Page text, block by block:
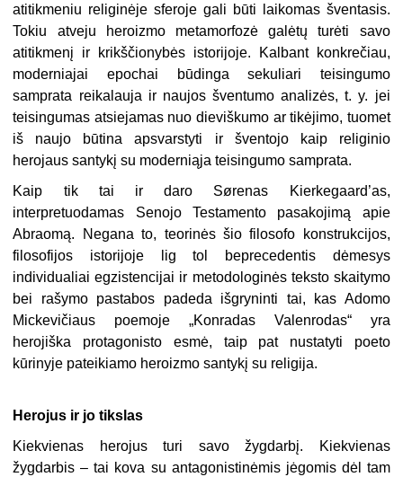
atitikmeniu religinėje sferoje gali būti laikomas šventasis.
Tokiu atveju heroizmo metamorfozė galėtų turėti savo
atitikmenį ir krikščionybės istorijoje. Kalbant konkrečiau,
moderniajai epochai būdinga sekuliari teisingumo
samprata reikalauja ir naujos šventumo analizės, t. y. jei
teisingumas atsiejamas nuo dieviškumo ar tikėjimo, tuomet
iš naujo būtina apsvarstyti ir šventojo kaip religinio
herojaus santykį su moderniąja teisingumo samprata.
Kaip tik tai ir daro Sørenas Kierkegaard’as,
interpretuodamas Senojo Testamento pasakojimą apie
Abraomą. Negana to, teorinės šio filosofo konstrukcijos,
filosofijos istorijoje lig tol beprecedentis dėmesys
individualiai egzistencijai ir metodologinės teksto skaitymo
bei rašymo pastabos padeda išgryninti tai, kas Adomo
Mickevičiaus poemoje „Konradas Valenrodas“ yra
herojiška protagonisto esmė, taip pat nustatyti poeto
kūrinyje pateikiamo heroizmo santykį su religija.
Herojus ir jo tikslas
Kiekvienas herojus turi savo žygdarbį. Kiekvienas
žygdarbis – tai kova su antagonistinėmis jėgomis dėl tam